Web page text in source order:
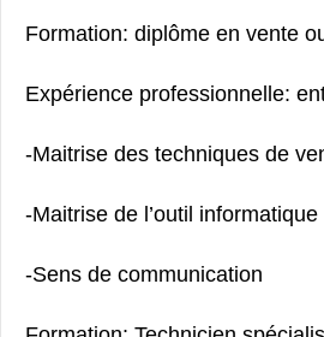
Formation: diplôme en vente
Expérience professionnelle:
-Maitrise des techniques de
-Maitrise de l’outil informatique
-Sens de communication